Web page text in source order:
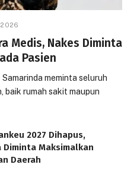
2026
Medis, Nakes Diminta
Pasien
meminta seluruh
rumah sakit maupun
2027 Dihapus,
Diminta Maksimalkan
Daerah